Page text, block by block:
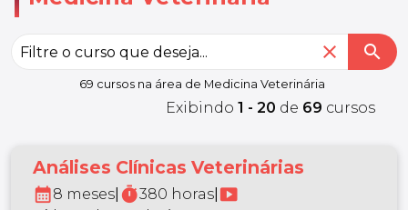
close search
69 cursos na área de Medicina Veterinária
Exibindo 1 - 20 de 69 cursos
Análises Clínicas Veterinárias
calendar_month8 meses timer380 horas smart_display